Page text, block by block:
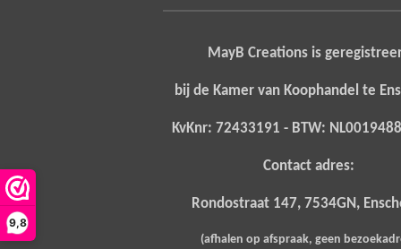
9,8
MayB Creations is
bij de Kamer van Koophandel te
KvKnr: 72433191 - BTW:
Contact adres:
Rondostraat 147, 7534GN,
(afhalen op afspraak, geen